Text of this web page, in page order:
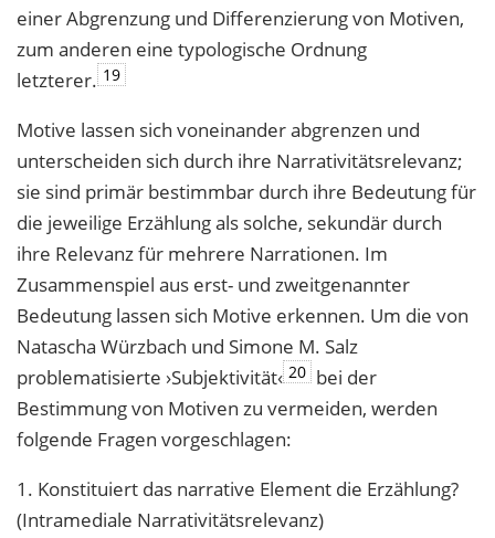
einer Abgrenzung und Differenzierung von Motiven,
zum anderen eine typologische Ordnung
letzterer. 19
Motive lassen sich voneinander abgrenzen und
unterscheiden sich durch ihre Narrativitätsrelevanz;
sie sind primär bestimmbar durch ihre Bedeutung für
die jeweilige Erzählung als solche, sekundär durch
ihre Relevanz für mehrere Narrationen. Im
Zusammenspiel aus erst- und zweitgenannter
Bedeutung lassen sich Motive erkennen. Um die von
Natascha Würzbach und Simone M. Salz
problematisierte ›Subjektivität‹ 20 bei der
Bestimmung von Motiven zu vermeiden, werden
folgende Fragen vorgeschlagen:
1. Konstituiert das narrative Element die Erzählung?
(Intramediale Narrativitätsrelevanz)